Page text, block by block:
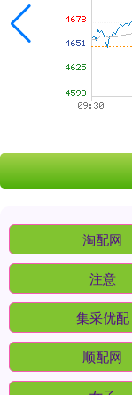
淘配网
注意
集采优配
顺配网